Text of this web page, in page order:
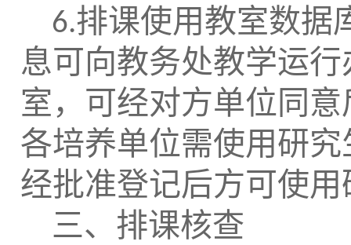
6.排课使用教室数据
息可向教务处教学运
室，可经对方单位同
各培养单位需使用研
经批准登记后方可使
三、排课核查